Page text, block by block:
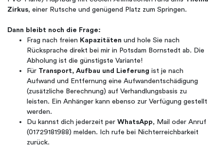
Zirkus, einer Rutsche und genügend Platz zum Springen.
Dann bleibt noch die Frage:
Frag nach freien Kapazitäten und hole Sie nach
Rücksprache direkt bei mir in Potsdam Bornstedt ab. Die
Abholung ist die günstigste Variante!
Für Transport, Aufbau und Lieferung ist je nach
Aufwand und Entfernung eine Aufwandentschädigung
(zusätzliche Berechnung) auf Verhandlungsbasis zu
leisten. Ein Anhänger kann ebenso zur Verfügung gestellt
werden.
Du kannst dich jederzeit per WhatsApp, Mail oder Anruf
(01729181988) melden. Ich rufe bei Nichterreichbarkeit
zurück.